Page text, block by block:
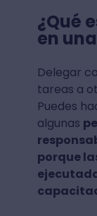
¿Qué
en
Delegar
tareas a
Puedes
algunas
porque